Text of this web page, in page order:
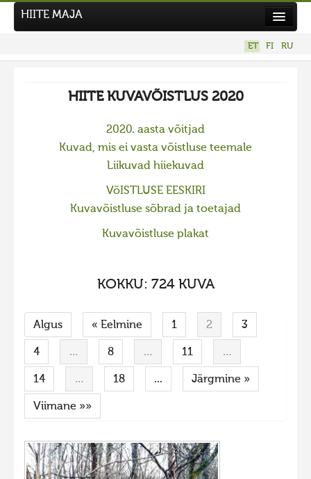
Uudised
UUS KUVAVÕISTLUS
Hiite kuvavõistlus 2026
Hiite kuvavõistlus 2025
Liikuvad kuvad 2025
Hiite kuvavõistlus 2024
Hiite kuvavõistlus 2024 lisa
Hiite kuvavõistlus 2023 lisa
Liikuvad kuvad 2023
HIITE MAJA
ET FI RU
HIITE KUVAVÕISTLUS 2020
2020. aasta võitjad
Kuvad, mis ei vasta võistluse teemale
Liikuvad hiiekuvad
VõISTLUSE EESKIRI
Kuvavõistluse sõbrad ja toetajad
Kuvavõistluse plakat
KOKKU: 724 KUVA
Algus « Eelmine 1 2 3
4 … 8 … 11 …
14 … 18 ... Järgmine »
Viimane »»